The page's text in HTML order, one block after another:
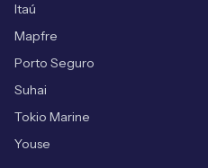
Itaú
Mapfre
Porto Seguro
Suhai
Tokio Marine
Youse